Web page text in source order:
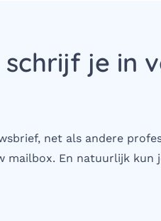
je in
net als andere
mailbox. En natuurlijk kun